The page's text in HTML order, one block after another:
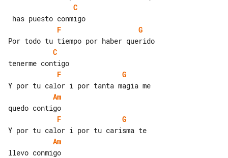
C
F
G
C
F
G
Am
F
G
Am
llevo conmigo